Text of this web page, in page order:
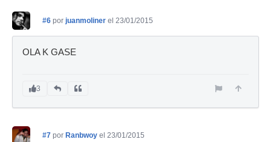
#6 por juanmoliner el 23/01/2015
OLA K GASE
3
#7 por Ranbwoy el 23/01/2015